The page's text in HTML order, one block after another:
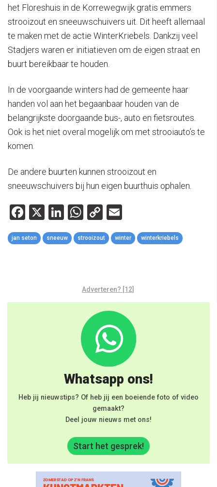
het Floreshuis in de Korrewegwijk gratis emmers
strooizout en sneeuwschuivers uit. Dit heeft allemaal
te maken met de actie WinterKriebels. Dankzij veel
Stadjers waren er initiatieven om de eigen straat en
buurt bereikbaar te houden.
In de voorgaande winters had de gemeente haar
handen vol aan het begaanbaar houden van de
belangrijkste doorgaande bus-, auto en fietsroutes.
Ook is het niet overal mogelijk om met strooiauto’s te
komen.
De andere buurten kunnen strooizout en
sneeuwschuivers bij hun eigen buurthuis ophalen.
Facebook
X LinkedIn
WhatsApp
Copy
Link
jan seton sneeuw strooizout winter winterkriebels
Adverteren? [12]
Whatsapp ons!
Heb jij nieuwstips? Of heb jij een boeiende foto of video
gemaakt?
Deel jouw nieuws met ons!
Start het gesprek!